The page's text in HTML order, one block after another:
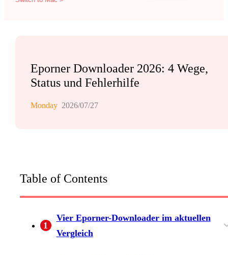
Eporner Downloader 2026: 4 Wege,
Status und Fehlerhilfe
Monday 2026/07/27
Table of Contents
1
Vier Eporner-Downloader im aktuellen
Vergleich